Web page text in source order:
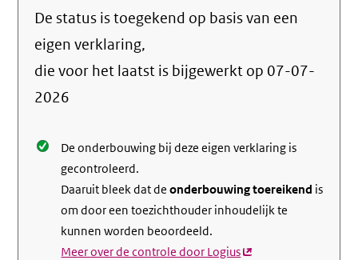
over
De status is toegekend op basis van een
eigen verklaring,
die voor het laatst is bijgewerkt op 07-07-
2026
De onderbouwing bij deze eigen verklaring is
gecontroleerd.
Daaruit bleek dat deonderbouwing toereikend is
om door een toezichthouder inhoudelijk te
kunnen worden beoordeeld.
Meer over de controle door Logius(externe